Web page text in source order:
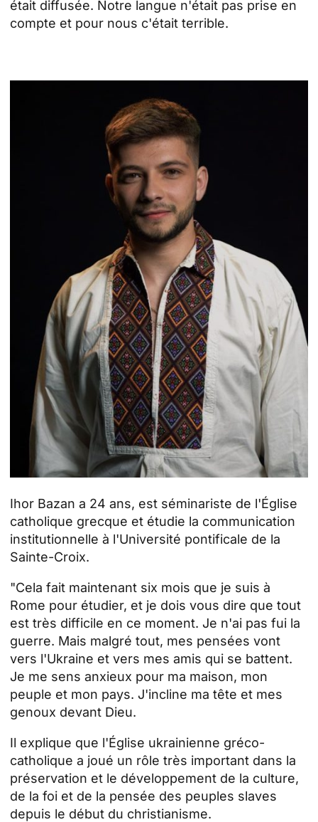
était diffusée. Notre langue n'était pas prise en
compte et pour nous c'était terrible.
Ihor Bazan a 24 ans, est séminariste de l'Église
catholique grecque et étudie la communication
institutionnelle à l'Université pontificale de la
Sainte-Croix.
"Cela fait maintenant six mois que je suis à
Rome pour étudier, et je dois vous dire que tout
est très difficile en ce moment. Je n'ai pas fui la
guerre. Mais malgré tout, mes pensées vont
vers l'Ukraine et vers mes amis qui se battent.
Je me sens anxieux pour ma maison, mon
peuple et mon pays. J'incline ma tête et mes
genoux devant Dieu.
Il explique que l'Église ukrainienne gréco-
catholique a joué un rôle très important dans la
préservation et le développement de la culture,
de la foi et de la pensée des peuples slaves
depuis le début du christianisme.